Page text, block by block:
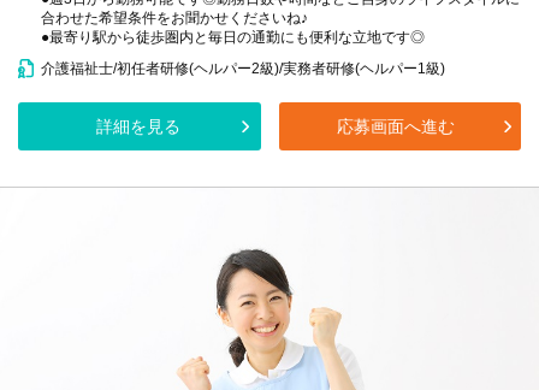
合わせた希望条件をお聞かせくださいね♪
●最寄り駅から徒歩圏内と毎日の通勤にも便利な立地です◎
介護福祉士/初任者研修(ヘルパー2級)/実務者研修(ヘルパー1級)
詳細を見る 応募画面へ進む